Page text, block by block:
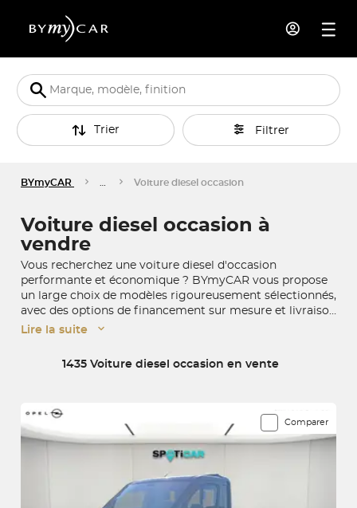
Trier Filtrer
BYmyCAR Voiture diesel occasion
Voiture diesel occasion à
vendre
Vous recherchez une voiture diesel d'occasion
performante et économique ? BYmyCAR vous propose
un large choix de modèles rigoureusement sélectionnés,
avec des options de financement sur mesure et livraison
à domicile partout en France. Économiques sur longue
tous vos besoins. Découvrez dès maintenant notre
Lire la suite
1435 Voiture diesel occasion en vente
Comparer